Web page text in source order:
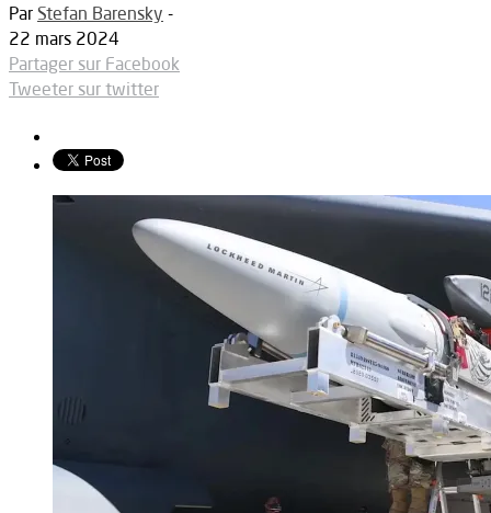
Par Stefan Barensky -
22 mars 2024
Partager sur Facebook
Tweeter sur twitter